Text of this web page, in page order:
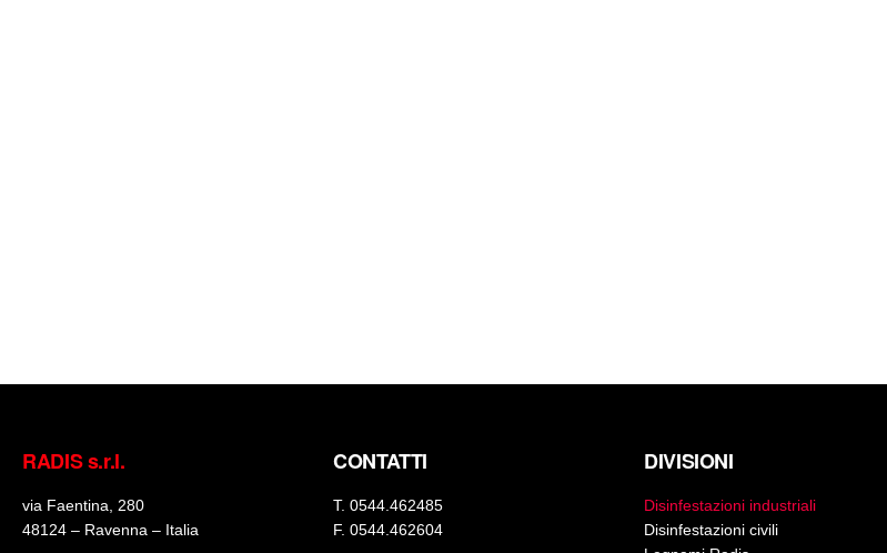
RADIS s.r.l.
via Faentina, 280
48124 – Ravenna – Italia
CONTATTI
T. 0544.462485
F. 0544.462604
DIVISIONI
Disinfestazioni industriali
Disinfestazioni civili